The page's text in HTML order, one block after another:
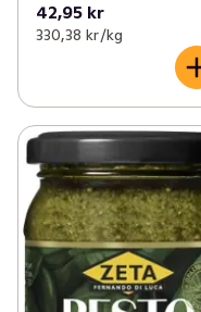
42,95 kr
330,38 kr /kg